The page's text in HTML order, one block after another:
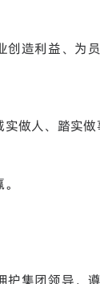
创造利益、为
做人、踏实做
护集团领导，